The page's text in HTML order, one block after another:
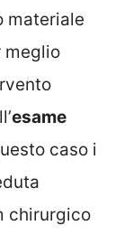
materiale
meglio
esame
caso i
chirurgico